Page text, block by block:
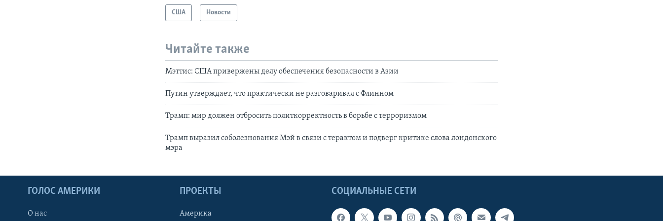
США Новости
Читайте также
Мэттис: США привержены делу обеспечения безопасности в Азии
Путин утверждает, что практически не разговаривал с Флинном
Трамп: мир должен отбросить политкорректность в борьбе с терроризмом
Трамп выразил соболезнования Мэй в связи с терактом и подверг критике слова лондонского
мэра
СОЦИАЛЬНЫЕ СЕТИ
ГОЛОС АМЕРИКИ
О нас
ПРОЕКТЫ
Америка